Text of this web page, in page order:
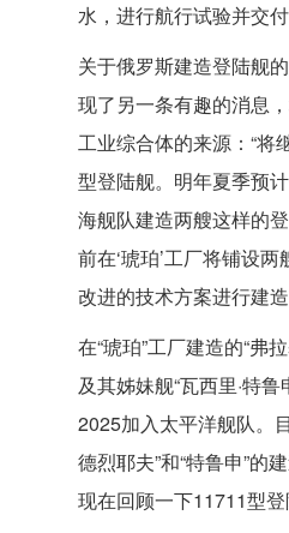
水，进行航行试验并交付
关于俄罗斯建造登陆舰
现了另一条有趣的消息
工业综合体的来源：“将
型登陆舰。明年夏季预
海舰队建造两艘这样的
前在‘琥珀’工厂将铺设
改进的技术方案进行建造”
在“琥珀”工厂建造的“弗
及其姊妹舰“瓦西里·特鲁
2025加入太平洋舰队。
德烈耶夫”和“特鲁申”的
现在回顾一下11711型登